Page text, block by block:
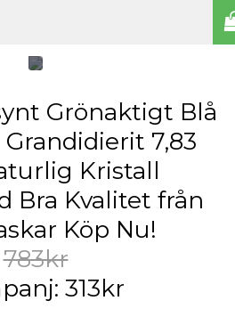
Grönaktigt Blå
Grandidierit 7,83
Kristall
Bra Kvalitet från
Köp Nu!
783kr
313kr